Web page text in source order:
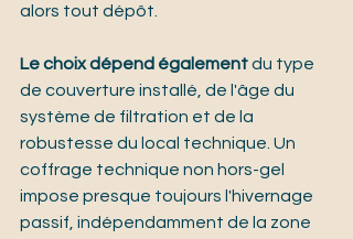
alors tout dépôt.
Le choix dépend également du type
de couverture installé, de l'âge du
système de filtration et de la
robustesse du local technique. Un
coffrage technique non hors-gel
impose presque toujours l'hivernage
passif, indépendamment de la zone